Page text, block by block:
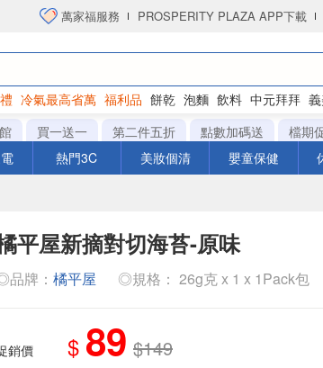
萬家福服務 PROSPERITY PLAZA APP下載
冷氣最高省萬 福利品 餅乾 泡麵 飲料 中元拜拜
買一送一 第二件五折 點數加碼送
檔期
熱門3C 美妝個清 嬰童保健
平屋新摘對切海苔-原味
品牌： 橘平屋 ◎規格： 26g克 x 1 x 1Pack包
銷價 $ 89 $149